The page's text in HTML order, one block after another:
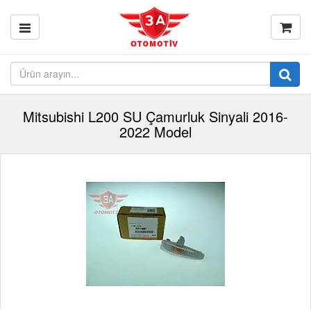
Mitsubishi L200 SU Çamurluk Sinyali 2016-
2022 Model